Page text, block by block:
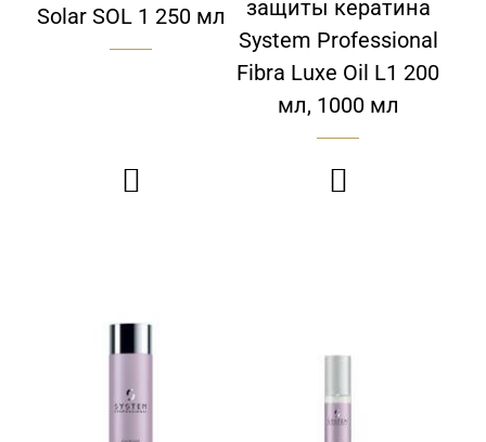
Solar SOL 1 250 мл

защиты кератина
System Professional
Fibra Luxe Oil L1 200
мл, 1000 мл
